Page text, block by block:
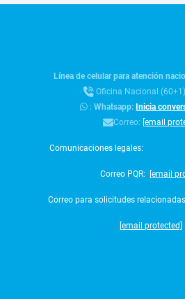
Línea de celular para atención
Oficina Nacional
:Whatsapp: Inicia
Correo: [email
Comunicaciones legales:
Correo PQR: [email
Correo para solicitudes
[email protected]